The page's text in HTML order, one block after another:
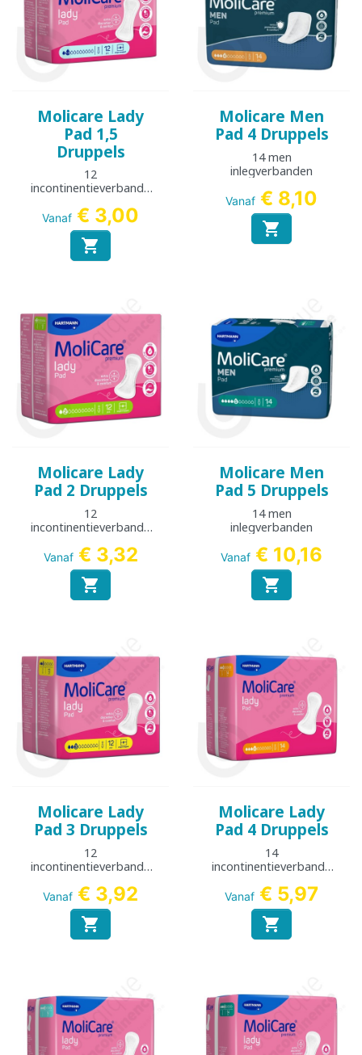
Molicare Lady
Pad 1,5
Druppels
12
incontinentieverbande
Vanaf € 3,00

Molicare Men
Pad 4 Druppels
14 men
inlegverbanden
Vanaf € 8,10

Molicare Lady
Pad 2 Druppels
12
incontinentieverbande
Vanaf € 3,32

Molicare Men
Pad 5 Druppels
14 men
inlegverbanden
Vanaf € 10,16

Molicare Lady
Pad 3 Druppels
12
incontinentieverbande
Vanaf € 3,92

Molicare Lady
Pad 4 Druppels
14
incontinentieverbande
Vanaf € 5,97
